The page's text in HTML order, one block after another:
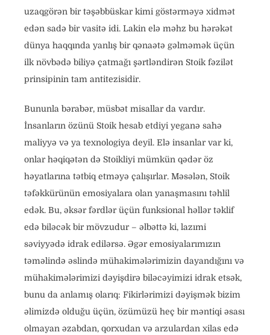
uzaqgörən bir təşəbbüskar kimi göstərməyə xidmət
edən sadə bir vasitə idi. Lakin elə məhz bu hərəkət
dünya haqqında yanlış bir qənaətə gəlməmək üçün
ilk növbədə biliyə çatmağı şərtləndirən Stoik fəzilət
prinsipinin tam antitezisidir.
Bununla bərabər, müsbət misallar da vardır.
İnsanların özünü Stoik hesab etdiyi yeganə sahə
maliyyə və ya texnologiya deyil. Elə insanlar var ki,
onlar həqiqətən də Stoikliyi mümkün qədər öz
həyatlarına tətbiq etməyə çalışırlar. Məsələn, Stoik
təfəkkürünün emosiyalara olan yanaşmasını təhlil
edək. Bu, əksər fərdlər üçün funksional həllər təklif
edə biləcək bir mövzudur – əlbəttə ki, lazımi
səviyyədə idrak edilərsə. Əgər emosiyalarımızın
təməlində əslində mühakimələrimizin dayandığını və
mühakimələrimizi dəyişdirə biləcəyimizi idrak etsək,
bunu da anlamış olarıq: Fikirlərimizi dəyişmək bizim
əlimizdə olduğu üçün, özümüzü heç bir məntiqi əsası
olmayan əzabdan, qorxudan və arzulardan xilas edə